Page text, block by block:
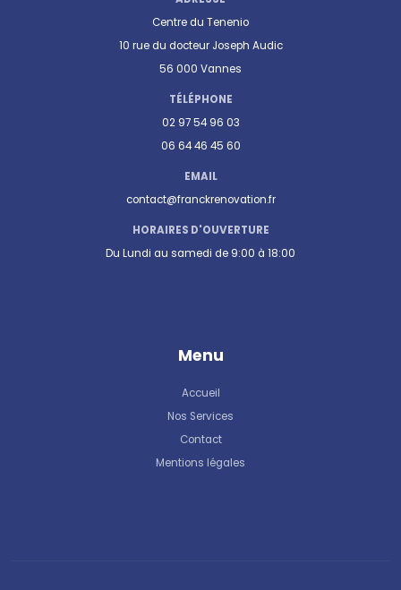
Centre du Tenenio
10 rue du docteur Joseph Audic
56 000 Vannes
TÉLÉPHONE
02 97 54 96 03
06 64 46 45 60
EMAIL
contact@franckrenovation.fr
HORAIRES D'OUVERTURE
Du Lundi au samedi de 9:00 à 18:00
Menu
Accueil
Nos Services
Contact
Mentions légales